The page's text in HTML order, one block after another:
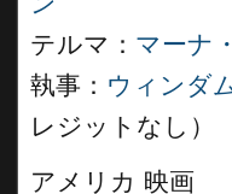
テルマ： マーナ
執事： ウィンダ
レジットなし）
アメリカ 映画